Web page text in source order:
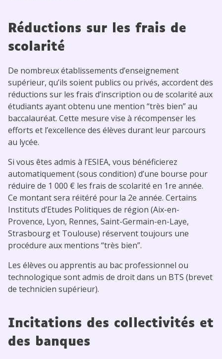
Réductions sur les frais de
scolarité
De nombreux établissements d’enseignement
supérieur, qu’ils soient publics ou privés, accordent des
réductions sur les frais d’inscription ou de scolarité aux
étudiants ayant obtenu une mention “très bien” au
baccalauréat. Cette mesure vise à récompenser les
efforts et l’excellence des élèves durant leur parcours
au lycée.
Si vous êtes admis à l’ESIEA, vous bénéficierez
automatiquement (sous condition) d’une bourse pour
réduire de 1 000 € les frais de scolarité en 1re année.
Ce montant sera réitéré pour la 2e année. Certains
Instituts d’Etudes Politiques de région (Aix-en-
Provence, Lyon, Rennes, Saint-Germain-en-Laye,
Strasbourg et Toulouse) réservent toujours une
procédure aux mentions “très bien”.
Les élèves ou apprentis au bac professionnel ou
technologique sont admis de droit dans un BTS (brevet
de technicien supérieur).
Incitations des collectivités et
des banques